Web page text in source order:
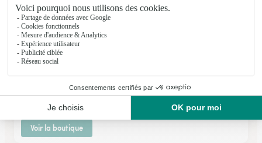
Fleurs 2000
★★★★★3.4 (222)
1, rue de la Rocade
Voir la boutique